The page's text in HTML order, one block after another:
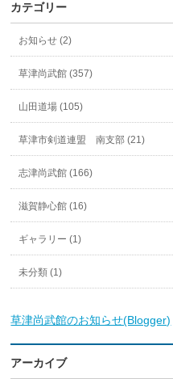
カテゴリー
お知らせ (2)
草津尚武館 (357)
山田道場 (105)
草津市剣道連盟 南支部 (21)
志津尚武館 (166)
滋賀静心館 (16)
ギャラリー (1)
未分類 (1)
草津尚武館のお知らせ(Blogger)
アーカイブ